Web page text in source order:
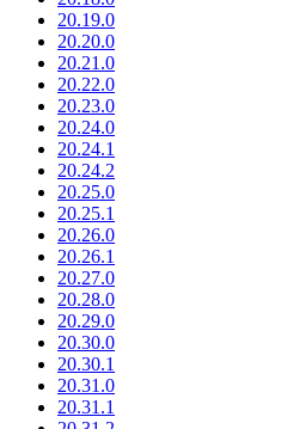
20.19.0
20.20.0
20.21.0
20.22.0
20.23.0
20.24.0
20.24.1
20.24.2
20.25.0
20.25.1
20.26.0
20.26.1
20.27.0
20.28.0
20.29.0
20.30.0
20.30.1
20.31.0
20.31.1